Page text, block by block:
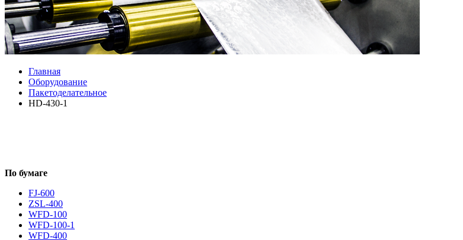
Главная
Оборудование
Пакетоделательное
HD-430-1
По бумаге
FJ-600
ZSL-400
WFD-100
WFD-100-1
WFD-400